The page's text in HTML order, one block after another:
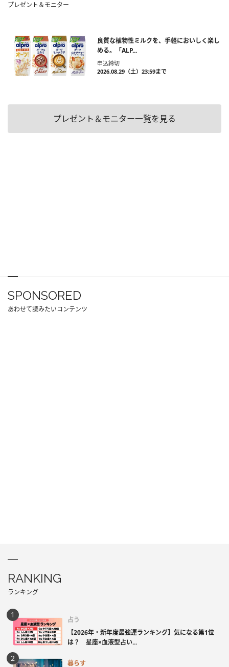
プレゼント＆モニター
良質な植物性ミルクを、手軽においしく楽し
める。「ALP...
申込締切
2026.08.29（土）23:59まで
プレゼント＆モニター一覧を見る
SPONSORED
あわせて読みたいコンテンツ
RANKING
ランキング
占う
【2026年・新年度最強運ランキング】気になる第1位
は？ 星座×血液型占い...
暮らす